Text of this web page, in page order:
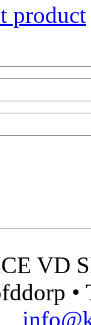
product
VD
•